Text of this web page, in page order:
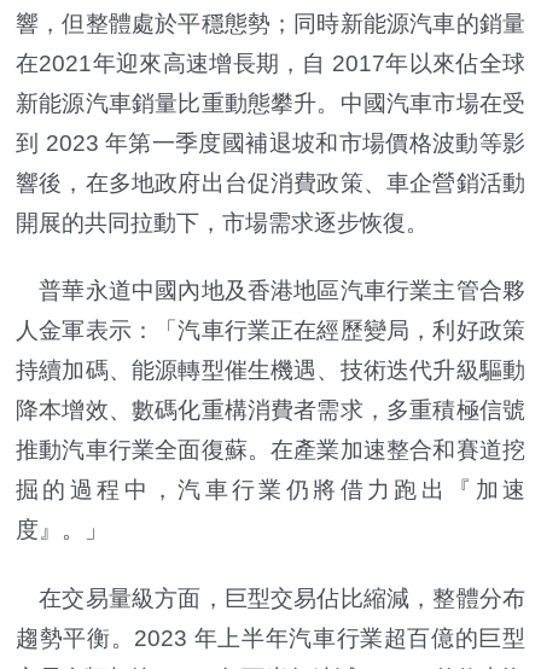
響，但整體處於平穩態勢；同時新能源汽車的銷量
在2021年迎來高速增長期，自 2017年以來佔全球
新能源汽車銷量比重動態攀升。中國汽車市場在受
到 2023 年第一季度國補退坡和市場價格波動等影
響後，在多地政府出台促消費政策、車企營銷活動
開展的共同拉動下，市場需求逐步恢復。
普華永道中國內地及香港地區汽車行業主管合夥
人金軍表示：「汽車行業正在經歷變局，利好政策
持續加碼、能源轉型催生機遇、技術迭代升級驅動
降本增效、數碼化重構消費者需求，多重積極信號
推動汽車行業全面復蘇。在產業加速整合和賽道挖
掘的過程中，汽車行業仍將借力跑出『加速
度』。」
在交易量級方面，巨型交易佔比縮減，整體分布
趨勢平衡。2023 年上半年汽車行業超百億的巨型